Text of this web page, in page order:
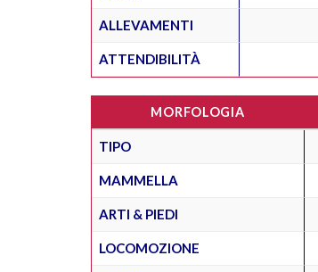
ALLEVAMENTI
ATTENDIBILITÀ
MORFOLOGIA
TIPO
MAMMELLA
ARTI & PIEDI
LOCOMOZIONE